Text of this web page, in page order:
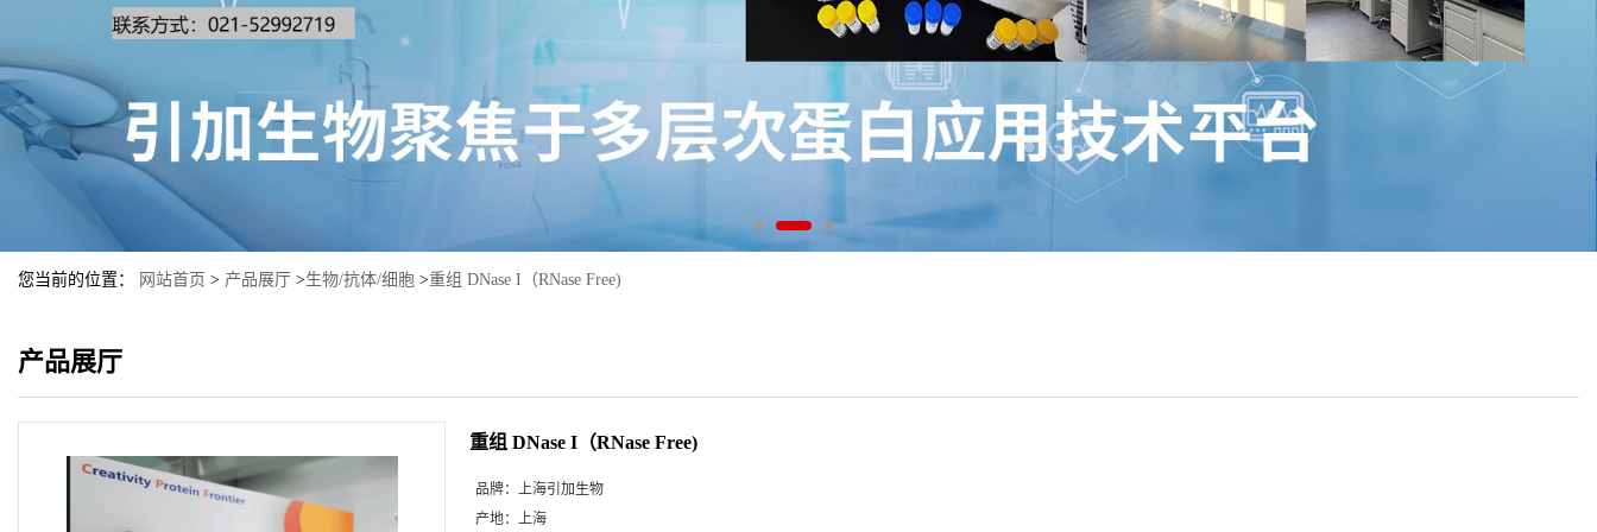
您当前的位置： 网站首页 > 产品展厅 >生物/抗体/细胞 >重组 DNase I（RNase Free)
产品展厅
重组 DNase I（RNase Free)
品牌： 上海引加生物
产地： 上海